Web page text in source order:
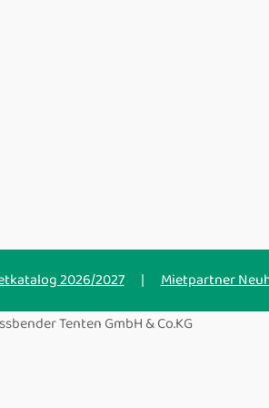
2026/2027 | Mietpartner
Tenten GmbH & Co.KG